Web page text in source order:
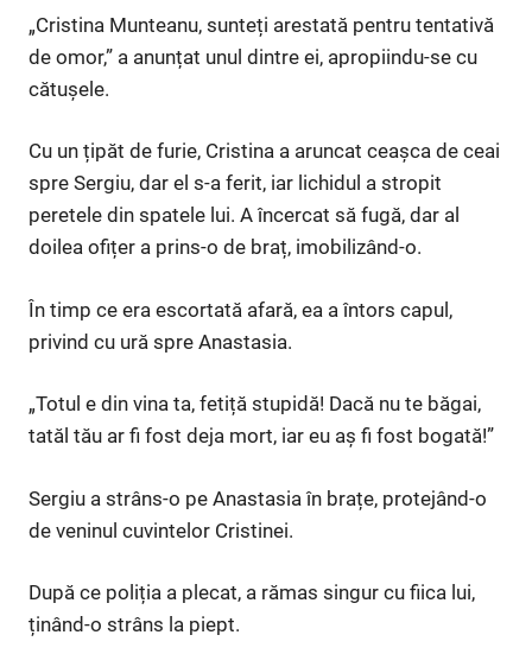
„Cristina Munteanu, sunteți arestată pentru tentativă
de omor,” a anunțat unul dintre ei, apropiindu-se cu
cătușele.
Cu un țipăt de furie, Cristina a aruncat ceașca de ceai
spre Sergiu, dar el s-a ferit, iar lichidul a stropit
peretele din spatele lui. A încercat să fugă, dar al
doilea ofițer a prins-o de braț, imobilizând-o.
În timp ce era escortată afară, ea a întors capul,
privind cu ură spre Anastasia.
„Totul e din vina ta, fetiță stupidă! Dacă nu te băgai,
tatăl tău ar fi fost deja mort, iar eu aș fi fost bogată!”
Sergiu a strâns-o pe Anastasia în brațe, protejând-o
de veninul cuvintelor Cristinei.
După ce poliția a plecat, a rămas singur cu fiica lui,
ținând-o strâns la piept.